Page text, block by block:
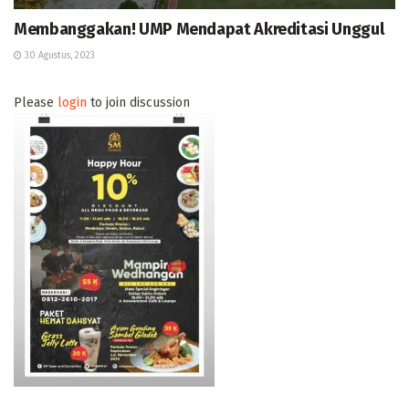
Membanggakan! UMP Mendapat Akreditasi Unggul
30 Agustus, 2023
Please login to join discussion